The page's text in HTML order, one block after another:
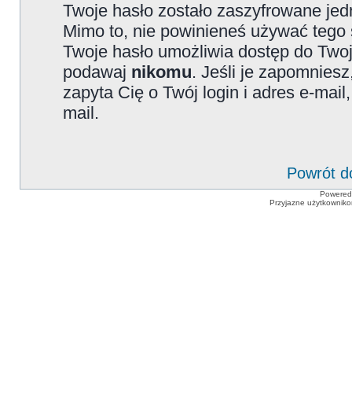
Twoje hasło zostało zaszyfrowane
Mimo to, nie powinieneś używać
Twoje hasło umożliwia dostęp do
podawaj nikomu. Jeśli je
zapyta Cię o Twój login i adres e-
mail.
Powrót
Przyjazne